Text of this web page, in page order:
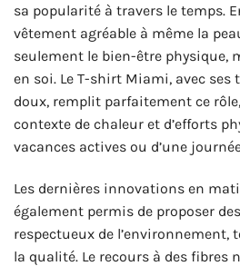
sa popularité à travers le temps.
vêtement agréable à même la
seulement le bien-être physique,
en soi. Le T-shirt Miami, avec
doux, remplit parfaitement ce
contexte de chaleur et d’efforts
vacances actives ou d’une
Les dernières innovations en
également permis de proposer
respectueux de l’environnement,
la qualité. Le recours à des fibres